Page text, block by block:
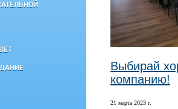
Выбирай
компанию!
21 марта 2023 г.